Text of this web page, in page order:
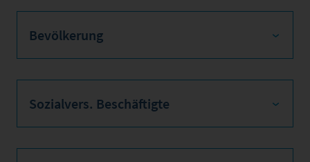
Bevölkerung
Sozialvers. Beschäftigte